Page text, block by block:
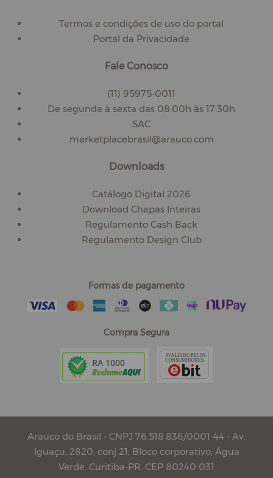
Termos e condições de uso do portal
Portal da Privacidade
Fale Conosco
(11) 95975-0011
De segunda à sexta das 08:00h às 17:30h
SAC
marketplacebrasil@arauco.com
Downloads
Catálogo Digital 2026
Download Chapas Inteiras
Regulamento Cash Back
Regulamento Design Club
Formas de pagamento
Compra Segura
Arauco do Brasil - CNPJ 76.518.836/0001-44 - Av.
Iguaçu, 2820, conj 21, Bloco corporativo, Água
Verde. Curitiba-PR. CEP 80240 031